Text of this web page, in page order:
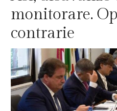
monitorare.
contrarie